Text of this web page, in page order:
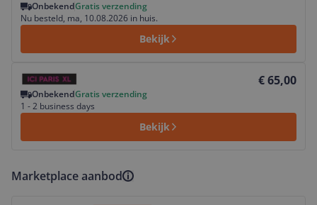
OnbekendGratis verzending
Nu besteld, ma, 10.08.2026 in huis.
Bekijk
€ 65,00
OnbekendGratis verzending
1 - 2 business days
Bekijk
Bekijk product
Marketplace aanbod